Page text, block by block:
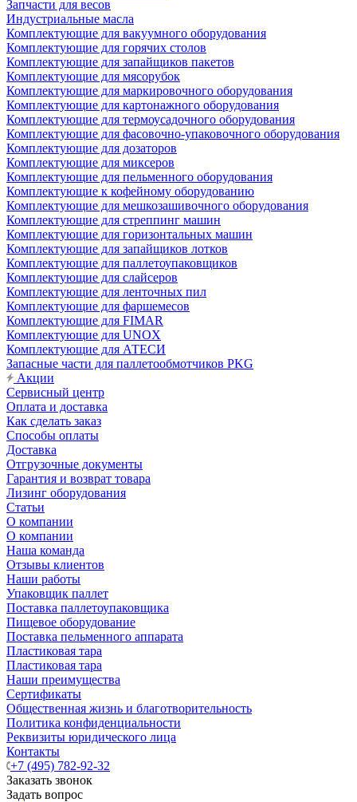
Запчасти для весов
Индустриальные масла
Комплектующие для вакуумного оборудования
Комплектующие для горячих столов
Комплектующие для запайщиков пакетов
Комплектующие для мясорубок
Комплектующие для маркировочного оборудования
Комплектующие для картонажного оборудования
Комплектующие для термоусадочного оборудования
Комплектующие для фасовочно-упаковочного оборудования
Комплектующие для дозаторов
Комплектующие для миксеров
Комплектующие для пельменного оборудования
Комплектующие к кофейному оборудованию
Комплектующие для мешкозашивочного оборудования
Комплектующие для стреппинг машин
Комплектующие для горизонтальных машин
Комплектующие для запайщиков лотков
Комплектующие для паллетоупаковщиков
Комплектующие для слайсеров
Комплектующие для ленточных пил
Комплектующие для фаршемесов
Комплектующие для FIMAR
Комплектующие для UNOX
Комплектующие для АТЕСИ
Запасные части для паллетообмотчиков PKG
Акции
Сервисный центр
Оплата и доставка
Как сделать заказ
Способы оплаты
Доставка
Отгрузочные документы
Гарантия и возврат товара
Лизинг оборудования
Статьи
О компании
О компании
Наша команда
Отзывы клиентов
Наши работы
Упаковщик паллет
Поставка паллетоупаковщика
Пищевое оборудование
Поставка пельменного аппарата
Пластиковая тара
Пластиковая тара
Наши преимущества
Сертификаты
Общественная жизнь и благотворительность
Политика конфиденциальности
Реквизиты юридического лица
Контакты
+7 (495) 782-92-32
Заказать звонок
Задать вопрос